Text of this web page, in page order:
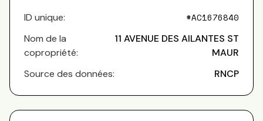
ID unique: #AC1676840
Nom de la
copropriété:
11 AVENUE DES AILANTES ST
MAUR
Source des données:
RNCP